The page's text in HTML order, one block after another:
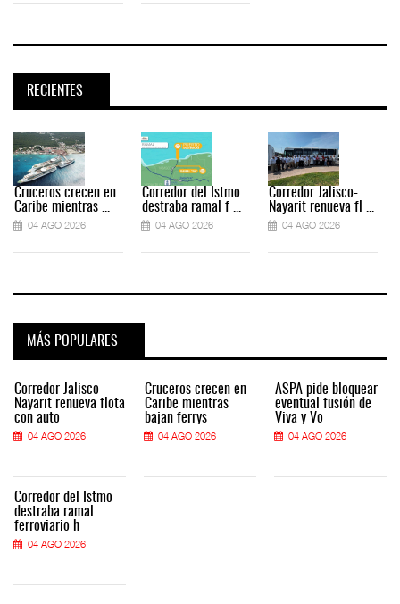
RECIENTES
Cruceros crecen en
Caribe mientras ...
04 AGO 2026
Corredor del Istmo
destraba ramal f ...
04 AGO 2026
Corredor Jalisco-
Nayarit renueva fl ...
04 AGO 2026
MÁS POPULARES
Corredor Jalisco-
Nayarit renueva flota
con auto
04 AGO 2026
Corredor del Istmo
destraba ramal
ferroviario h
04 AGO 2026
Cruceros crecen en
Caribe mientras
bajan ferrys
04 AGO 2026
ASPA pide bloquear
eventual fusión de
Viva y Vo
04 AGO 2026